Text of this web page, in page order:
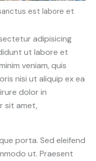
est labore et
adipisicing
ut labore et
veniam, quis
nisi ut aliquip ex ea
dolor in
sit amet,
porta. Sed eleifend
ut. Praesent